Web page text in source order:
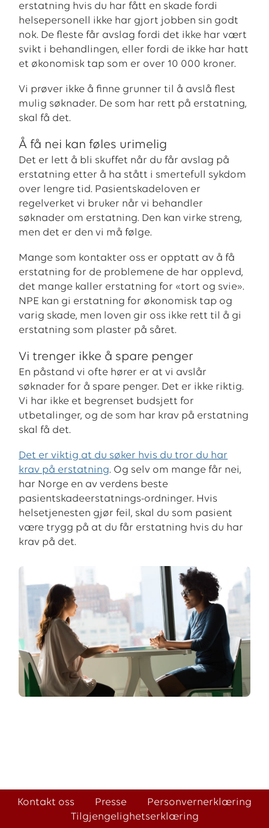
erstatning hvis du har fått en skade fordi
helsepersonell ikke har gjort jobben sin godt
nok. De fleste får avslag fordi det ikke har vært
svikt i behandlingen, eller fordi de ikke har hatt
et økonomisk tap som er over 10 000 kroner.
Vi prøver ikke å finne grunner til å avslå flest
mulig søknader. De som har rett på erstatning,
skal få det.
Å få nei kan føles urimelig
Det er lett å bli skuffet når du får avslag på
erstatning etter å ha stått i smertefull sykdom
over lengre tid. Pasientskadeloven er
regelverket vi bruker når vi behandler
søknader om erstatning. Den kan virke streng,
men det er den vi må følge.
Mange som kontakter oss er opptatt av å få
erstatning for de problemene de har opplevd,
det mange kaller erstatning for «tort og svie».
NPE kan gi erstatning for økonomisk tap og
varig skade, men loven gir oss ikke rett til å gi
erstatning som plaster på såret.
Vi trenger ikke å spare penger
En påstand vi ofte hører er at vi avslår
søknader for å spare penger. Det er ikke riktig.
Vi har ikke et begrenset budsjett for
utbetalinger, og de som har krav på erstatning
skal få det.
Det er viktig at du søker hvis du tror du har
krav på erstatning. Og selv om mange får nei,
har Norge en av verdens beste
pasientskadeerstatnings-ordninger. Hvis
helsetjenesten gjør feil, skal du som pasient
være trygg på at du får erstatning hvis du har
krav på det.
Kontakt oss Presse
Personvernerklæring
Tilgjengelighetserklæring